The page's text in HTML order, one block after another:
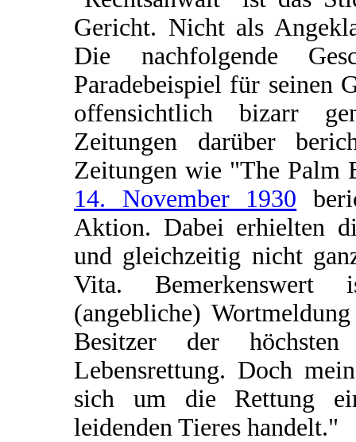
Gericht. Nicht als
Die nachfolgende
Paradebeispiel für seinen
offensichtlich bizarr
Zeitungen darüber
Zeitungen wie "The Palm
14. November 1930
Aktion. Dabei erhielten
und gleichzeitig nicht
Vita. Bemerkenswert
(angebliche)
Besitzer der
Lebensrettung. Doch
sich um die Rettung
leidenden Tieres handelt."